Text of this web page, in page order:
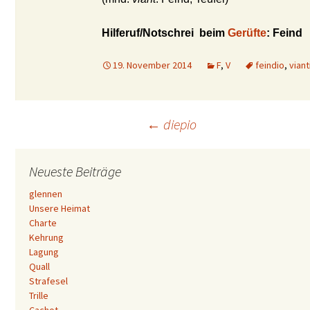
Hilferuf/Notschrei beim Gerüfte: Feind
19. November 2014 F, V feindio,
Beitrags-
Navigation
← diepio
Neueste Beiträge
glennen
Unsere Heimat
Charte
Kehrung
Lagung
Quall
Strafesel
Trille